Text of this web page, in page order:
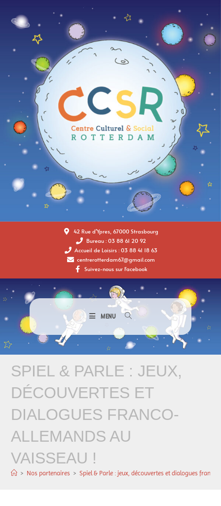
42 Rue d'Ypres, 67000 Strasbourg
Bureau : 03 88 61 20 92
Accueil de Loisirs : 03 88 41 18 63
centrerotterdam67@gmail.com
Suivez-nous sur Facebook
MENU
SPIEL & PARLE : JEUX,
DÉCOUVERTES ET
DIALOGUES FRANCO-
ALLEMANDS AU
VAISSEAU !
> Nos partenaires > Spiel & Parle : jeux, découvertes et dialogues